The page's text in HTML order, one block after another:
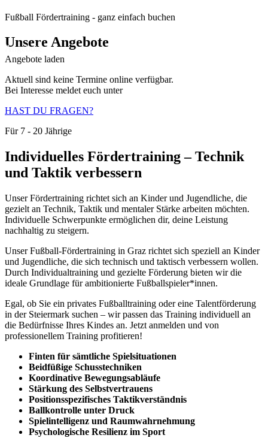
Fußball Fördertraining - ganz einfach buchen
Unsere Angebote
Angebote
Angebote laden
Aktuell sind keine Termine online verfügbar.
Bei Interesse meldet euch unter
HAST DU FRAGEN?
Für 7 - 20 Jährige
Individuelles Fördertraining – Technik
und Taktik verbessern
Unser Fördertraining richtet sich an Kinder und Jugendliche, die
gezielt an Technik, Taktik und mentaler Stärke arbeiten möchten.
Individuelle Schwerpunkte ermöglichen dir, deine Leistung
nachhaltig zu steigern.
Unser Fußball-Fördertraining in Graz richtet sich speziell an Kinder
und Jugendliche, die sich technisch und taktisch verbessern wollen.
Durch Individualtraining und gezielte Förderung bieten wir die
ideale Grundlage für ambitionierte Fußballspieler*innen.
Egal, ob Sie ein privates Fußballtraining oder eine Talentförderung
in der Steiermark suchen – wir passen das Training individuell an
die Bedürfnisse Ihres Kindes an. Jetzt anmelden und von
professionellem Training profitieren!
Finten für sämtliche Spielsituationen
Beidfüßige Schusstechniken
Koordinative Bewegungsabläufe
Stärkung des Selbstvertrauens
Positionsspezifisches Taktikverständnis
Ballkontrolle unter Druck
Spielintelligenz und Raumwahrnehmung
Psychologische Resilienz im Sport